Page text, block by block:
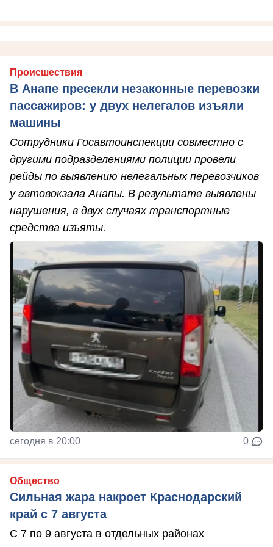
Происшествия
В Анапе пресекли незаконные перевозки
пассажиров: у двух нелегалов изъяли
машины
Сотрудники Госавтоинспекции совместно с
другими подразделениями полиции провели
рейды по выявлению нелегальных перевозчиков
у автовокзала Анапы. В результате выявлены
нарушения, в двух случаях транспортные
средства изъяты.
сегодня в 20:00 0
Общество
Сильная жара накроет Краснодарский
край с 7 августа
С 7 по 9 августа в отдельных районах